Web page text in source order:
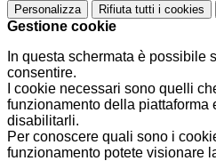
Personalizza Rifiuta tutti i cookies
Gestione cookie
In questa schermata è possibile
consentire.
I cookie necessari sono quelli
funzionamento della piattaforma
disabilitarli.
Per conoscere quali sono i
funzionamento potete visionare